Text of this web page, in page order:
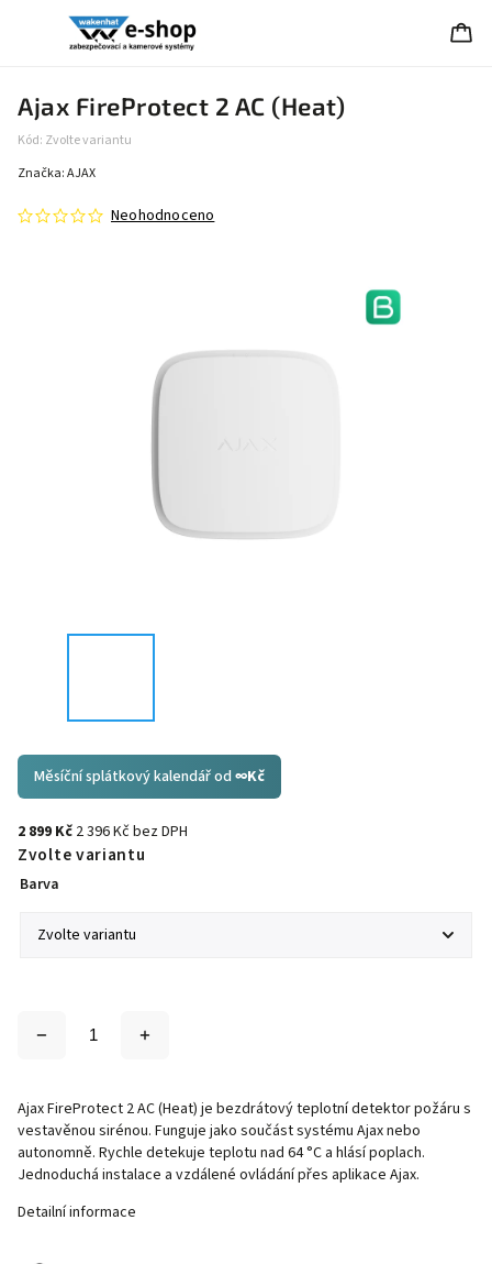
Ajax FireProtect 2 AC (Heat)
Kód: Zvolte variantu
Neohodnoceno
Značka:AJAX
Měsíční splátkový kalendář od ∞Kč
2 899 Kč 2 396 Kč bez DPH
Zvolte variantu
Barva
Ajax FireProtect 2 AC (Heat) je bezdrátový teplotní detektor požáru s
vestavěnou sirénou. Funguje jako součást systému Ajax nebo
autonomně. Rychle detekuje teplotu nad 64 °C a hlásí poplach.
Jednoduchá instalace a vzdálené ovládání přes aplikace Ajax.
Detailní informace